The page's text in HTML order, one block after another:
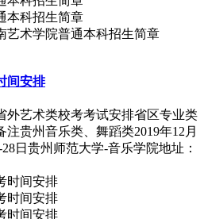
艺术学院普通本科招生简章
间安排
外艺术类校考考试安排省区专业类
贵州音乐类、舞蹈类2019年12月
日贵州师范大学-音乐学院地址：